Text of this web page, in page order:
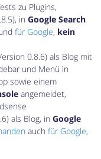
zu Plugins,
inGoogle Search
für Google, kein
0.8.6) als Blog mit
und Menü in
sowie einem
angemeldet,
als Blog, inGoogle
auchfür Google,